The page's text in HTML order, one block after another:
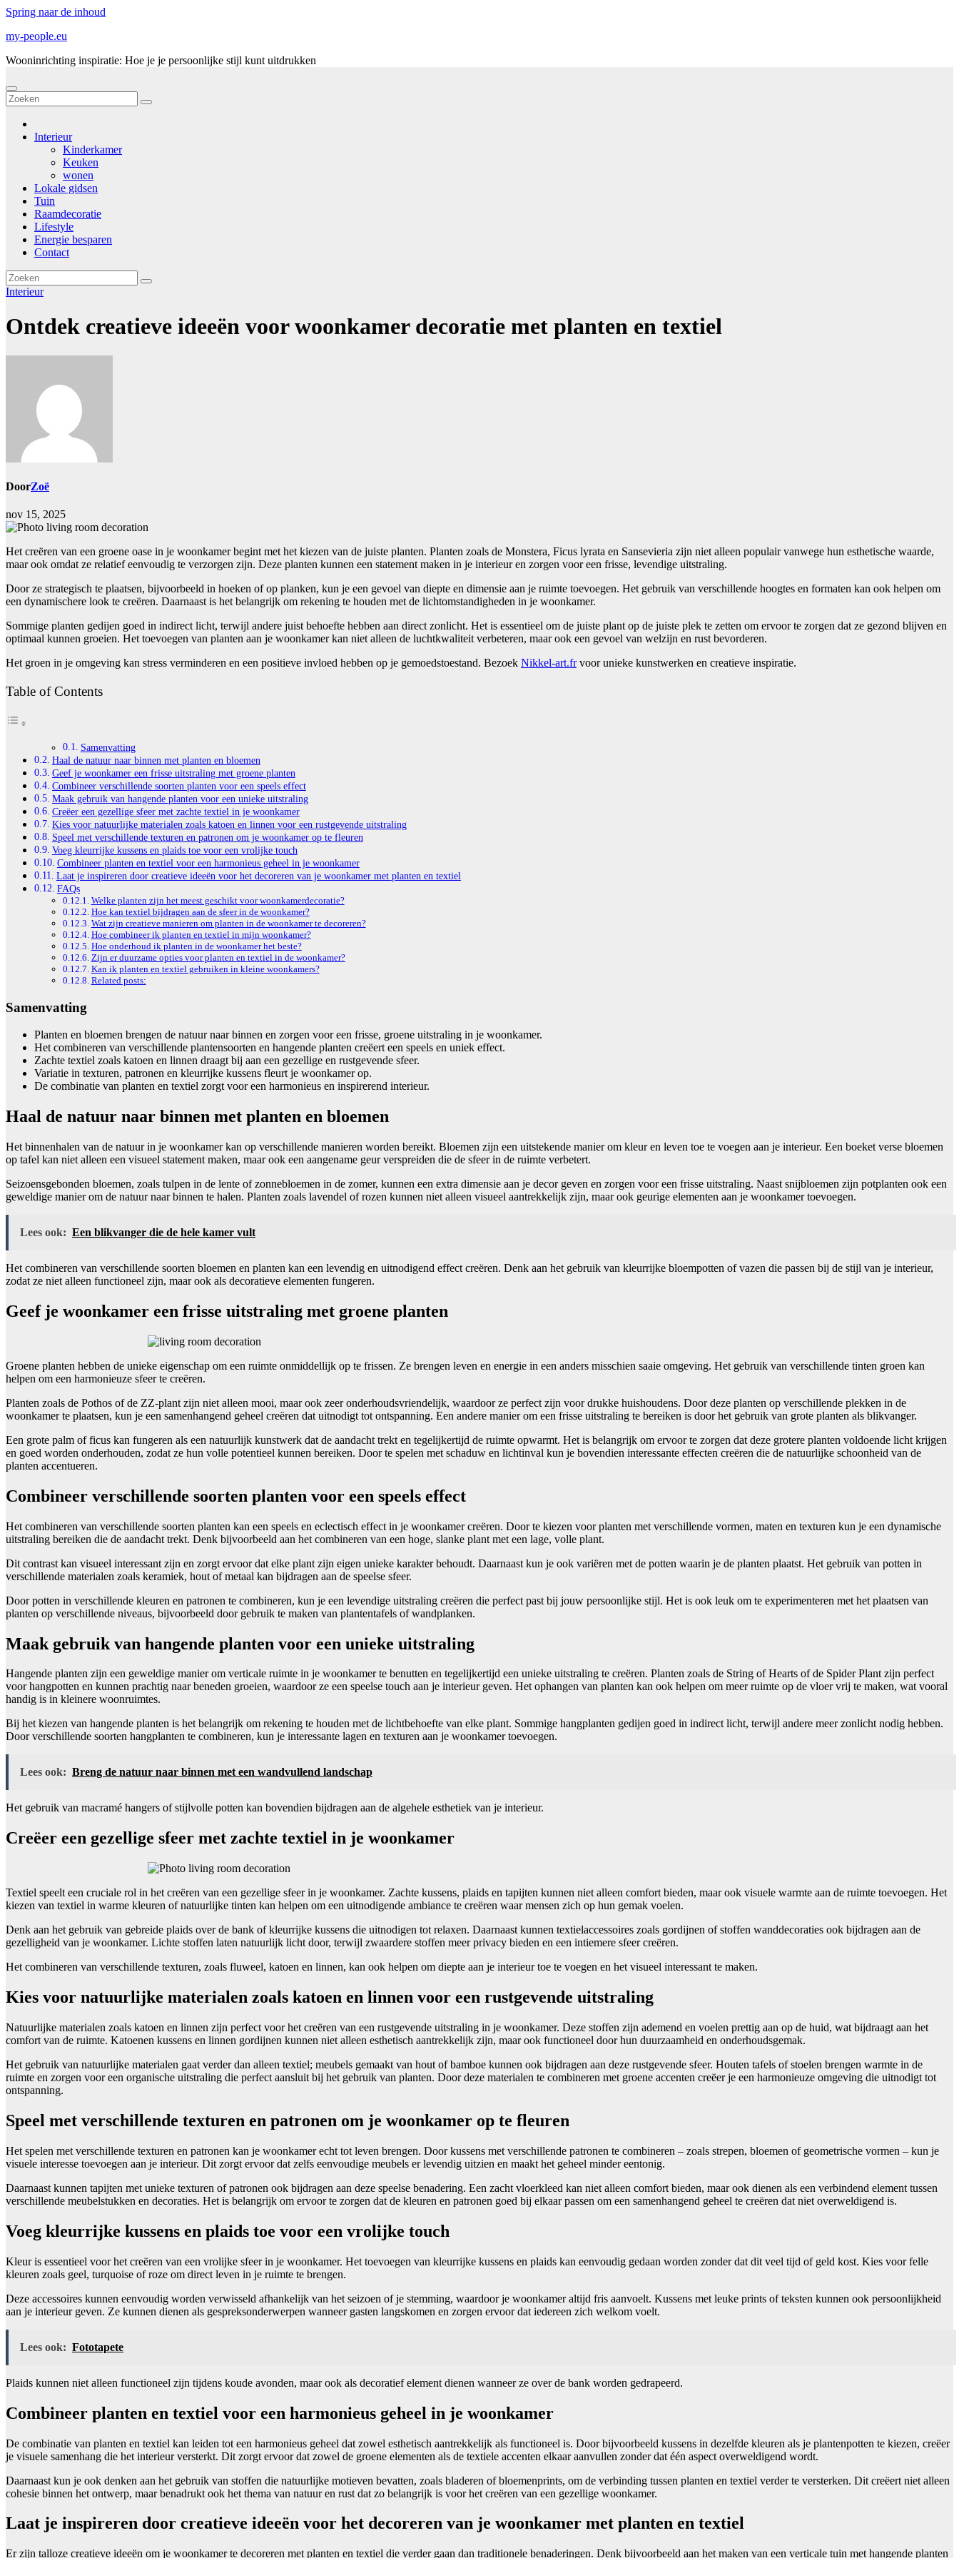
Spring naar de inhoud
my-people.eu
Wooninrichting inspiratie: Hoe je je persoonlijke stijl kunt uitdrukken
Interieur
Kinderkamer
Keuken
wonen
Lokale gidsen
Tuin
Raamdecoratie
Lifestyle
Energie besparen
Contact
Interieur
Ontdek creatieve ideeën voor woonkamer decoratie met planten en textiel
DoorZoë
nov 15, 2025
Het creëren van een groene oase in je woonkamer begint met het kiezen van de juiste planten. Planten zoals de Monstera, Ficus lyrata en Sansevieria zijn niet alleen populair vanwege hun esthetische waarde,
maar ook omdat ze relatief eenvoudig te verzorgen zijn. Deze planten kunnen een statement maken in je interieur en zorgen voor een frisse, levendige uitstraling.
Door ze strategisch te plaatsen, bijvoorbeeld in hoeken of op planken, kun je een gevoel van diepte en dimensie aan je ruimte toevoegen. Het gebruik van verschillende hoogtes en formaten kan ook helpen om
een dynamischere look te creëren. Daarnaast is het belangrijk om rekening te houden met de lichtomstandigheden in je woonkamer.
Sommige planten gedijen goed in indirect licht, terwijl andere juist behoefte hebben aan direct zonlicht. Het is essentieel om de juiste plant op de juiste plek te zetten om ervoor te zorgen dat ze gezond blijven en
optimaal kunnen groeien. Het toevoegen van planten aan je woonkamer kan niet alleen de luchtkwaliteit verbeteren, maar ook een gevoel van welzijn en rust bevorderen.
Het groen in je omgeving kan stress verminderen en een positieve invloed hebben op je gemoedstoestand. Bezoek Nikkel-art.frvoor unieke kunstwerken en creatieve inspiratie.
Table of Contents
Samenvatting
Haal de natuur naar binnen met planten en bloemen
Geef je woonkamer een frisse uitstraling met groene planten
Combineer verschillende soorten planten voor een speels effect
Maak gebruik van hangende planten voor een unieke uitstraling
Creëer een gezellige sfeer met zachte textiel in je woonkamer
Kies voor natuurlijke materialen zoals katoen en linnen voor een rustgevende uitstraling
Speel met verschillende texturen en patronen om je woonkamer op te fleuren
Voeg kleurrijke kussens en plaids toe voor een vrolijke touch
Combineer planten en textiel voor een harmonieus geheel in je woonkamer
Laat je inspireren door creatieve ideeën voor het decoreren van je woonkamer met planten en textiel
FAQs
Welke planten zijn het meest geschikt voor woonkamerdecoratie?
Hoe kan textiel bijdragen aan de sfeer in de woonkamer?
Wat zijn creatieve manieren om planten in de woonkamer te decoreren?
Hoe combineer ik planten en textiel in mijn woonkamer?
Hoe onderhoud ik planten in de woonkamer het beste?
Zijn er duurzame opties voor planten en textiel in de woonkamer?
Kan ik planten en textiel gebruiken in kleine woonkamers?
Related posts:
Samenvatting
Planten en bloemen brengen de natuur naar binnen en zorgen voor een frisse, groene uitstraling in je woonkamer.
Het combineren van verschillende plantensoorten en hangende planten creëert een speels en uniek effect.
Zachte textiel zoals katoen en linnen draagt bij aan een gezellige en rustgevende sfeer.
Variatie in texturen, patronen en kleurrijke kussens fleurt je woonkamer op.
De combinatie van planten en textiel zorgt voor een harmonieus en inspirerend interieur.
Haal de natuur naar binnen met planten en bloemen
Het binnenhalen van de natuur in je woonkamer kan op verschillende manieren worden bereikt. Bloemen zijn een uitstekende manier om kleur en leven toe te voegen aan je interieur. Een boeket verse bloemen
op tafel kan niet alleen een visueel statement maken, maar ook een aangename geur verspreiden die de sfeer in de ruimte verbetert.
Seizoensgebonden bloemen, zoals tulpen in de lente of zonnebloemen in de zomer, kunnen een extra dimensie aan je decor geven en zorgen voor een frisse uitstraling. Naast snijbloemen zijn potplanten ook een
geweldige manier om de natuur naar binnen te halen. Planten zoals lavendel of rozen kunnen niet alleen visueel aantrekkelijk zijn, maar ook geurige elementen aan je woonkamer toevoegen.
Lees ook: Een blikvanger die de hele kamer vult
Het combineren van verschillende soorten bloemen en planten kan een levendig en uitnodigend effect creëren. Denk aan het gebruik van kleurrijke bloempotten of vazen die passen bij de stijl van je interieur,
zodat ze niet alleen functioneel zijn, maar ook als decoratieve elementen fungeren.
Geef je woonkamer een frisse uitstraling met groene planten
Groene planten hebben de unieke eigenschap om een ruimte onmiddellijk op te frissen. Ze brengen leven en energie in een anders misschien saaie omgeving. Het gebruik van verschillende tinten groen kan
helpen om een harmonieuze sfeer te creëren.
Planten zoals de Pothos of de ZZ-plant zijn niet alleen mooi, maar ook zeer onderhoudsvriendelijk, waardoor ze perfect zijn voor drukke huishoudens. Door deze planten op verschillende plekken in de
woonkamer te plaatsen, kun je een samenhangend geheel creëren dat uitnodigt tot ontspanning. Een andere manier om een frisse uitstraling te bereiken is door het gebruik van grote planten als blikvanger.
Een grote palm of ficus kan fungeren als een natuurlijk kunstwerk dat de aandacht trekt en tegelijkertijd de ruimte opwarmt. Het is belangrijk om ervoor te zorgen dat deze grotere planten voldoende licht krijgen
en goed worden onderhouden, zodat ze hun volle potentieel kunnen bereiken. Door te spelen met schaduw en lichtinval kun je bovendien interessante effecten creëren die de natuurlijke schoonheid van de
planten accentueren.
Combineer verschillende soorten planten voor een speels effect
Het combineren van verschillende soorten planten kan een speels en eclectisch effect in je woonkamer creëren. Door te kiezen voor planten met verschillende vormen, maten en texturen kun je een dynamische
uitstraling bereiken die de aandacht trekt. Denk bijvoorbeeld aan het combineren van een hoge, slanke plant met een lage, volle plant.
Dit contrast kan visueel interessant zijn en zorgt ervoor dat elke plant zijn eigen unieke karakter behoudt. Daarnaast kun je ook variëren met de potten waarin je de planten plaatst. Het gebruik van potten in
verschillende materialen zoals keramiek, hout of metaal kan bijdragen aan de speelse sfeer.
Door potten in verschillende kleuren en patronen te combineren, kun je een levendige uitstraling creëren die perfect past bij jouw persoonlijke stijl. Het is ook leuk om te experimenteren met het plaatsen van
planten op verschillende niveaus, bijvoorbeeld door gebruik te maken van plantentafels of wandplanken.
Maak gebruik van hangende planten voor een unieke uitstraling
Hangende planten zijn een geweldige manier om verticale ruimte in je woonkamer te benutten en tegelijkertijd een unieke uitstraling te creëren. Planten zoals de String of Hearts of de Spider Plant zijn perfect
voor hangpotten en kunnen prachtig naar beneden groeien, waardoor ze een speelse touch aan je interieur geven. Het ophangen van planten kan ook helpen om meer ruimte op de vloer vrij te maken, wat vooral
handig is in kleinere woonruimtes.
Bij het kiezen van hangende planten is het belangrijk om rekening te houden met de lichtbehoefte van elke plant. Sommige hangplanten gedijen goed in indirect licht, terwijl andere meer zonlicht nodig hebben.
Door verschillende soorten hangplanten te combineren, kun je interessante lagen en texturen aan je woonkamer toevoegen.
Lees ook: Breng de natuur naar binnen met een wandvullend landschap
Het gebruik van macramé hangers of stijlvolle potten kan bovendien bijdragen aan de algehele esthetiek van je interieur.
Creëer een gezellige sfeer met zachte textiel in je woonkamer
Textiel speelt een cruciale rol in het creëren van een gezellige sfeer in je woonkamer. Zachte kussens, plaids en tapijten kunnen niet alleen comfort bieden, maar ook visuele warmte aan de ruimte toevoegen. Het
kiezen van textiel in warme kleuren of natuurlijke tinten kan helpen om een uitnodigende ambiance te creëren waar mensen zich op hun gemak voelen.
Denk aan het gebruik van gebreide plaids over de bank of kleurrijke kussens die uitnodigen tot relaxen. Daarnaast kunnen textielaccessoires zoals gordijnen of stoffen wanddecoraties ook bijdragen aan de
gezelligheid van je woonkamer. Lichte stoffen laten natuurlijk licht door, terwijl zwaardere stoffen meer privacy bieden en een intiemere sfeer creëren.
Het combineren van verschillende texturen, zoals fluweel, katoen en linnen, kan ook helpen om diepte aan je interieur toe te voegen en het visueel interessant te maken.
Kies voor natuurlijke materialen zoals katoen en linnen voor een rustgevende uitstraling
Natuurlijke materialen zoals katoen en linnen zijn perfect voor het creëren van een rustgevende uitstraling in je woonkamer. Deze stoffen zijn ademend en voelen prettig aan op de huid, wat bijdraagt aan het
comfort van de ruimte. Katoenen kussens en linnen gordijnen kunnen niet alleen esthetisch aantrekkelijk zijn, maar ook functioneel door hun duurzaamheid en onderhoudsgemak.
Het gebruik van natuurlijke materialen gaat verder dan alleen textiel; meubels gemaakt van hout of bamboe kunnen ook bijdragen aan deze rustgevende sfeer. Houten tafels of stoelen brengen warmte in de
ruimte en zorgen voor een organische uitstraling die perfect aansluit bij het gebruik van planten. Door deze materialen te combineren met groene accenten creëer je een harmonieuze omgeving die uitnodigt tot
ontspanning.
Speel met verschillende texturen en patronen om je woonkamer op te fleuren
Het spelen met verschillende texturen en patronen kan je woonkamer echt tot leven brengen. Door kussens met verschillende patronen te combineren – zoals strepen, bloemen of geometrische vormen – kun je
visuele interesse toevoegen aan je interieur. Dit zorgt ervoor dat zelfs eenvoudige meubels er levendig uitzien en maakt het geheel minder eentonig.
Daarnaast kunnen tapijten met unieke texturen of patronen ook bijdragen aan deze speelse benadering. Een zacht vloerkleed kan niet alleen comfort bieden, maar ook dienen als een verbindend element tussen
verschillende meubelstukken en decoraties. Het is belangrijk om ervoor te zorgen dat de kleuren en patronen goed bij elkaar passen om een samenhangend geheel te creëren dat niet overweldigend is.
Voeg kleurrijke kussens en plaids toe voor een vrolijke touch
Kleur is essentieel voor het creëren van een vrolijke sfeer in je woonkamer. Het toevoegen van kleurrijke kussens en plaids kan eenvoudig gedaan worden zonder dat dit veel tijd of geld kost. Kies voor felle
kleuren zoals geel, turquoise of roze om direct leven in je ruimte te brengen.
Deze accessoires kunnen eenvoudig worden verwisseld afhankelijk van het seizoen of je stemming, waardoor je woonkamer altijd fris aanvoelt. Kussens met leuke prints of teksten kunnen ook persoonlijkheid
aan je interieur geven. Ze kunnen dienen als gespreksonderwerpen wanneer gasten langskomen en zorgen ervoor dat iedereen zich welkom voelt.
Lees ook: Fototapete
Plaids kunnen niet alleen functioneel zijn tijdens koude avonden, maar ook als decoratief element dienen wanneer ze over de bank worden gedrapeerd.
Combineer planten en textiel voor een harmonieus geheel in je woonkamer
De combinatie van planten en textiel kan leiden tot een harmonieus geheel dat zowel esthetisch aantrekkelijk als functioneel is. Door bijvoorbeeld kussens in dezelfde kleuren als je plantenpotten te kiezen, creëer
je visuele samenhang die het interieur versterkt. Dit zorgt ervoor dat zowel de groene elementen als de textiele accenten elkaar aanvullen zonder dat één aspect overweldigend wordt.
Daarnaast kun je ook denken aan het gebruik van stoffen die natuurlijke motieven bevatten, zoals bladeren of bloemenprints, om de verbinding tussen planten en textiel verder te versterken. Dit creëert niet alleen
cohesie binnen het ontwerp, maar benadrukt ook het thema van natuur en rust dat zo belangrijk is voor het creëren van een gezellige woonkamer.
Laat je inspireren door creatieve ideeën voor het decoreren van je woonkamer met planten en textiel
Er zijn talloze creatieve ideeën om je woonkamer te decoreren met planten en textiel die verder gaan dan traditionele benaderingen. Denk bijvoorbeeld aan het maken van een verticale tuin met hangende planten